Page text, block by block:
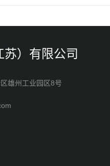
）有限公司
雄州工业园区8号